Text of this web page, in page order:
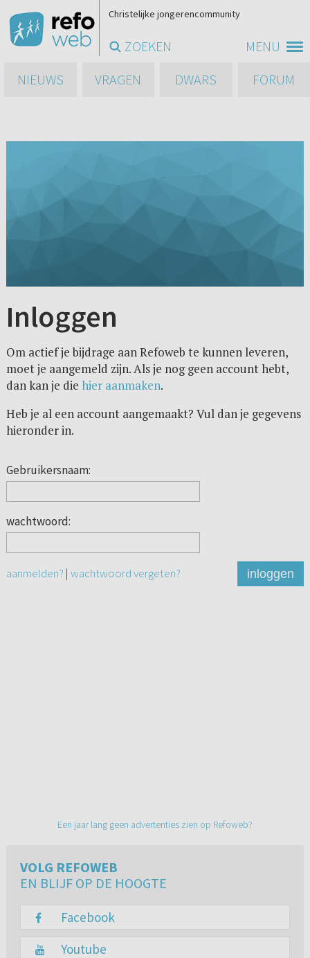
MENU
Christelijke jongerencommunity
ZOEKEN
NIEUWS
VRAGEN DWARS FORUM
Inloggen
Om actief je bijdrage aan Refoweb te kunnen leveren,
moet je aangemeld zijn. Als je nog geen account hebt,
dan kan je die hier aanmaken.
Heb je al een account aangemaakt? Vul dan je gegevens
hieronder in.
Gebruikersnaam:
wachtwoord:
aanmelden? | wachtwoord vergeten? inloggen
Een jaar lang geen advertenties zien op Refoweb?
VOLG REFOWEB
EN BLIJF OP DE HOOGTE
Facebook
Youtube